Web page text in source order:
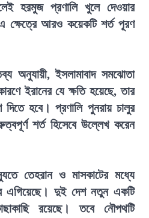
হরমুজ প্রণালি খুলে দেওয়ার
ক্ষেত্রে আরও কয়েকটি শর্ত পূরণ
অনুযায়ী, ইসলামাবাদ সমঝোতা
ইরানের যে ক্ষতি হয়েছে, তার
দিতে হবে। প্রণালি পুনরায় চালুর
শর্ত হিসেবে উল্লেখ করেন
তেহরান ও মাসকাটের মধ্যে
এগিয়েছে। দুই দেশ নতুন একটি
রয়েছে। তবে নৌপথটি